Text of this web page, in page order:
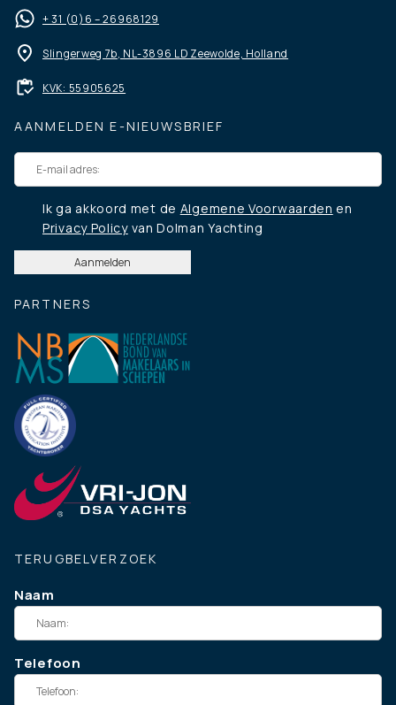
+ 31 (0)6 – 26968129
Slingerweg 7b, NL-3896 LD Zeewolde, Holland
KVK: 55905625
AANMELDEN E-NIEUWSBRIEF
Ik ga akkoord met de Algemene Voorwaarden en
Privacy Policyvan Dolman Yachting
TERUGBELVERZOEK
Naam
Telefoon
PARTNERS